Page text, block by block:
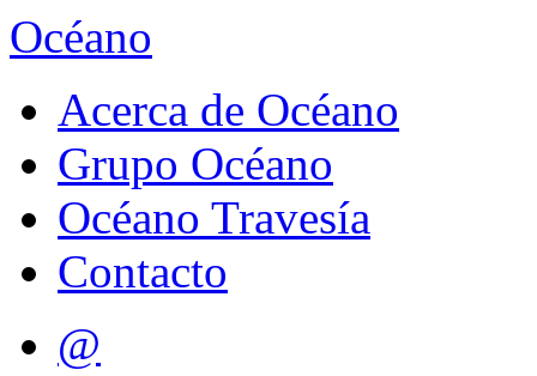
Océano
Acerca de Océano
Grupo Océano
Océano Travesía
Contacto
@